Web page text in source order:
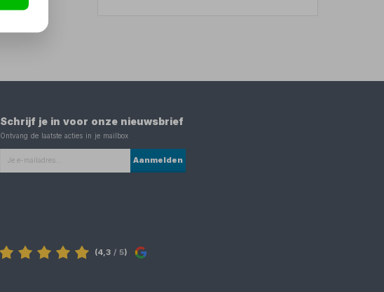
Schrijf je in voor onze nieuwsbrief
Ontvang de laatste acties in je mailbox
Aanmelden
(4,3 / 5)